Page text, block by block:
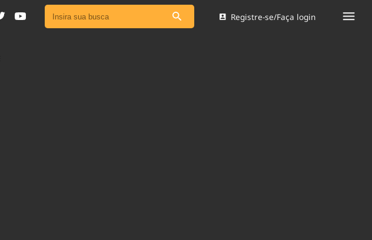
Ver todas as notícias
Registre-se/Faça login